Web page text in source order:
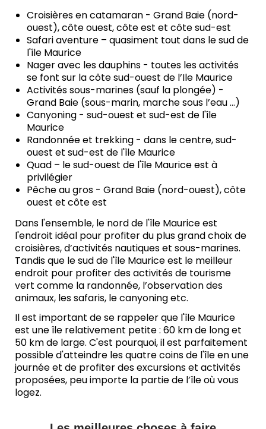
Croisières en catamaran - Grand Baie (nord-
ouest), côte ouest, côte est et côte sud-est
Safari aventure – quasiment tout dans le sud de
l'île Maurice
Nager avec les dauphins - toutes les activités
se font sur la côte sud-ouest de l’Ile Maurice
Activités sous-marines (sauf la plongée) -
Grand Baie (sous-marin, marche sous l’eau ...)
Canyoning - sud-ouest et sud-est de l'île
Maurice
Randonnée et trekking - dans le centre, sud-
ouest et sud-est de l'île Maurice
Quad – le sud-ouest de l'île Maurice est à
privilégier
Pêche au gros - Grand Baie (nord-ouest), côte
ouest et côte est
Dans l'ensemble, le nord de l'île Maurice est
l'endroit idéal pour profiter du plus grand choix de
croisières, d’activités nautiques et sous-marines.
Tandis que le sud de l'île Maurice est le meilleur
endroit pour profiter des activités de tourisme
vert comme la randonnée, l’observation des
animaux, les safaris, le canyoning etc.
Il est important de se rappeler que l'île Maurice
est une île relativement petite : 60 km de long et
50 km de large. C'est pourquoi, il est parfaitement
possible d'atteindre les quatre coins de l'île en une
journée et de profiter des excursions et activités
proposées, peu importe la partie de l’île où vous
logez.